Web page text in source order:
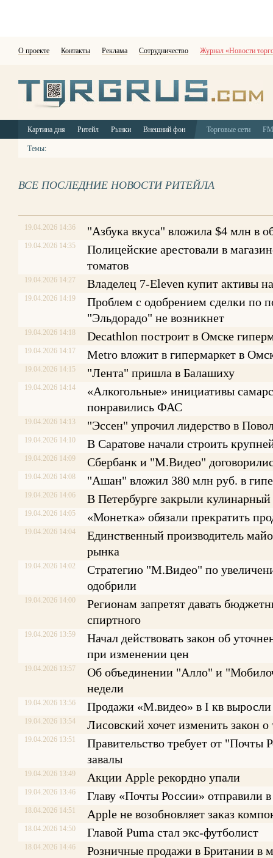
О проекте Контакты Реклама Сотрудничество Журнал «Новости
Картина дня Ритейл Рынки Внешний фон Торговые сети
Темы:
ВСЕ ПОСЛЕДНИЕ НОВОСТИ РИТЕЙЛА
19.04.2026 14:36 "Азбука вкуса" вложила $4 млн в
19.04.2026 14:35
Полицейские арестовали в
томатов
19.04.2026 14:27 Владелец 7-Eleven купит активы
19.04.2026 14:19
Проблем с одобрением сделки по
"Эльдорадо" не возникнет
19.04.2026 14:18 Decathlon построит в Омске
19.04.2026 14:17 Меtrо вложит в гипермаркет в
19.04.2026 14:15 "Лента" пришла в Балашиху
19.04.2026 14:14
«Алкогольные» инициативы
понравились ФАС
19.04.2026 14:13 "Эссен" упрочил лидерство в
19.04.2026 14:10 В Саратове начали строить
19.04.2026 14:09 Сбербанк и "М.Видео"
19.04.2026 14:08 "Ашан" вложил 380 млн руб. в
19.04.2026 14:06 В Петербурге закрыли
19.04.2026 14:05 «Монетка» обязали прекратить
19.04.2026 14:04
Единственный производитель
рынка
19.04.2026 14:02
Стратегию "М.Видео" по
одобрили
19.04.2026 14:00
Регионам запретят давать
спиртного
19.04.2026 13:59
Начал действовать закон об
при изменении цен
19.04.2026 13:57
Об объединении "Алло" и
недели
19.04.2026 13:56 Продажи «М.видео» в I кв выросли
19.04.2026 13:54 Лисовский хочет изменить закон о
19.04.2026 13:51
Правительство требует от "Почты
завалы
19.04.2026 13:49 Акции Apple рекордно упали
19.04.2026 13:46 Главу «Почты России» отправили в
18.04.2026 14:51 Apple не возобновляет заказ
18.04.2026 14:50 Главой Puma стал экс-футболист
18.04.2026 14:46 Розничные продажи в Британии в